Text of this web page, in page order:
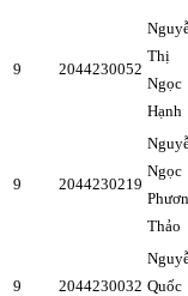
9 2044230052
Thị
Ngọc
Hạnh
9 2044230219
Ngọc
Thảo
9 2044230032 Quốc